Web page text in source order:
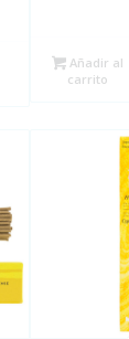
Añadir al
carrito